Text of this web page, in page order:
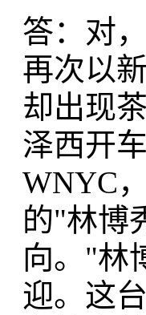
答：对
再次以
却出现
泽西开
WNYC
的"林博
向。"林
迎。这